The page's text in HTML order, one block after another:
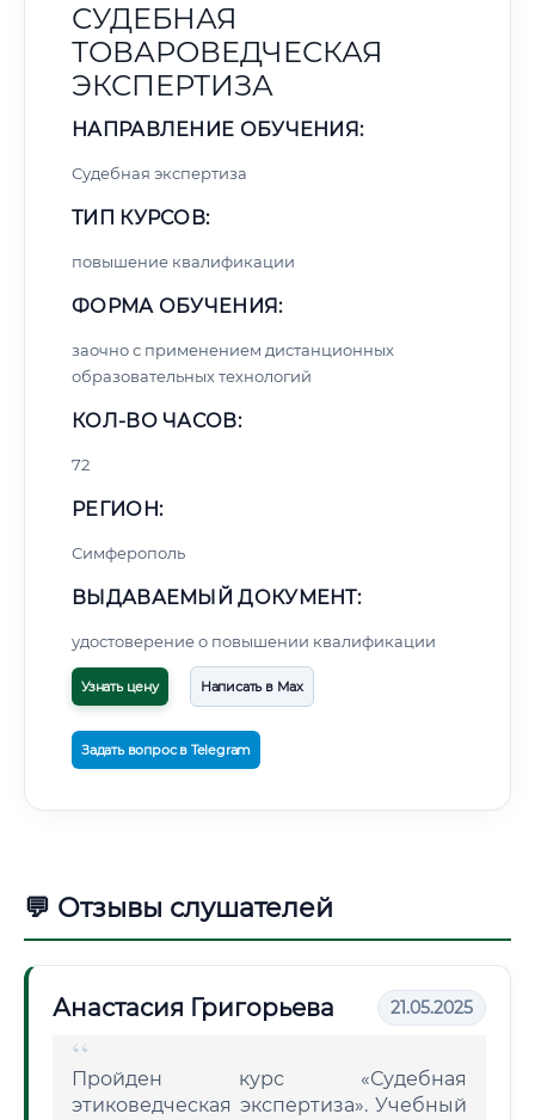
СУДЕБНАЯ
ТОВАРОВЕДЧЕСКАЯ
ЭКСПЕРТИЗА
НАПРАВЛЕНИЕ ОБУЧЕНИЯ:
Судебная экспертиза
ТИП КУРСОВ:
повышение квалификации
ФОРМА ОБУЧЕНИЯ:
заочно с применением дистанционных
образовательных технологий
КОЛ-ВО ЧАСОВ:
72
РЕГИОН:
Симферополь
ВЫДАВАЕМЫЙ ДОКУМЕНТ:
удостоверение о повышении квалификации
Узнать цену Написать в Max
Задать вопрос в Telegram
💬 Отзывы слушателей
Анастасия Григорьева 21.05.2025
Пройден курс «Судебная
этиковедческая экспертиза». Учебный